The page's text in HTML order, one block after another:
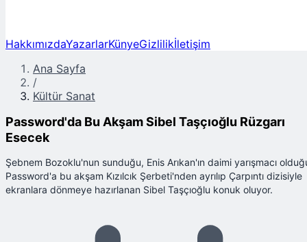
HakkımızdaYazarlarKünyeGizlilikİletişim
Ana Sayfa
/
Kültür Sanat
Password'da Bu Akşam Sibel Taşçıoğlu Rüzgarı
Esecek
Şebnem Bozoklu'nun sunduğu, Enis Arıkan'ın daimi yarışmacı
Password'a bu akşam Kızılcık Şerbeti'nden ayrılıp Çarpıntı dizisiyle
ekranlara dönmeye hazırlanan Sibel Taşçıoğlu konuk oluyor.